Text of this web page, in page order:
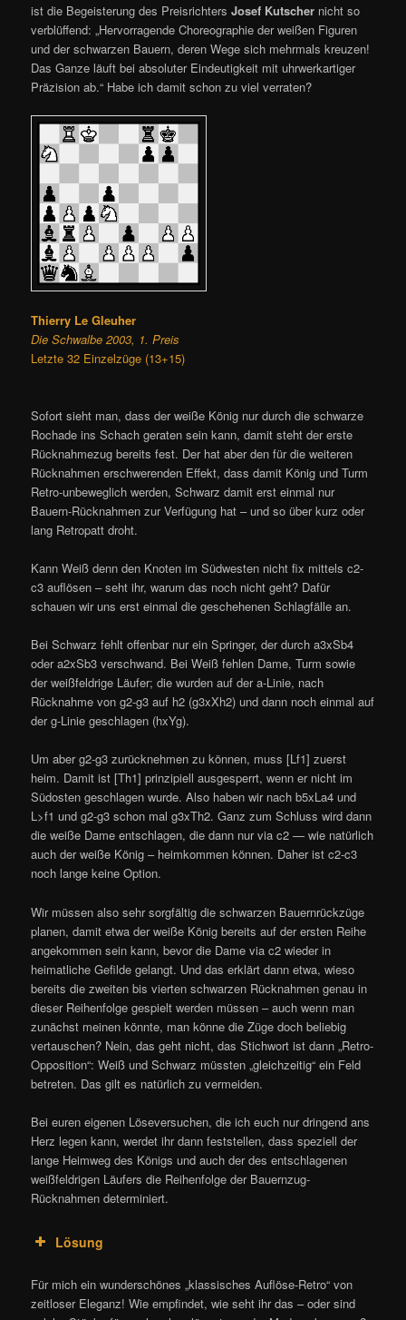
ist die Begeisterung des PreisrichtersJosef Kutscher nicht so
verblüffend: „Hervorragende Choreographie der weißen Figuren
und der schwarzen Bauern, deren Wege sich mehrmals kreuzen!
Das Ganze läuft bei absoluter Eindeutigkeit mit uhrwerkartiger
Präzision ab.“ Habe ich damit schon zu viel verraten?
Thierry Le Gleuher
Die Schwalbe 2003, 1. Preis
Letzte 32 Einzelzüge (13+15)
Sofort sieht man, dass der weiße König nur durch die schwarze
Rochade ins Schach geraten sein kann, damit steht der erste
Rücknahmezug bereits fest. Der hat aber den für die weiteren
Rücknahmen erschwerenden Effekt, dass damit König und Turm
Retro-unbeweglich werden, Schwarz damit erst einmal nur
Bauern-Rücknahmen zur Verfügung hat – und so über kurz oder
lang Retropatt droht.
Kann Weiß denn den Knoten im Südwesten nicht fix mittels c2-
c3 auflösen – seht ihr, warum das noch nicht geht? Dafür
schauen wir uns erst einmal die geschehenen Schlagfälle an.
Bei Schwarz fehlt offenbar nur ein Springer, der durch a3xSb4
oder a2xSb3 verschwand. Bei Weiß fehlen Dame, Turm sowie
der weißfeldrige Läufer; die wurden auf der a-Linie, nach
Rücknahme von g2-g3 auf h2 (g3xXh2) und dann noch einmal auf
der g-Linie geschlagen (hxYg).
Um aber g2-g3 zurücknehmen zu können, muss [Lf1] zuerst
heim. Damit ist [Th1] prinzipiell ausgesperrt, wenn er nicht im
Südosten geschlagen wurde. Also haben wir nach b5xLa4 und
L>f1 und g2-g3 schon mal g3xTh2. Ganz zum Schluss wird dann
die weiße Dame entschlagen, die dann nur via c2 — wie natürlich
auch der weiße König – heimkommen können. Daher ist c2-c3
noch lange keine Option.
Wir müssen also sehr sorgfältig die schwarzen Bauernrückzüge
planen, damit etwa der weiße König bereits auf der ersten Reihe
angekommen sein kann, bevor die Dame via c2 wieder in
heimatliche Gefilde gelangt. Und das erklärt dann etwa, wieso
bereits die zweiten bis vierten schwarzen Rücknahmen genau in
dieser Reihenfolge gespielt werden müssen – auch wenn man
zunächst meinen könnte, man könne die Züge doch beliebig
vertauschen? Nein, das geht nicht, das Stichwort ist dann „Retro-
Opposition“: Weiß und Schwarz müssten „gleichzeitig“ ein Feld
betreten. Das gilt es natürlich zu vermeiden.
Bei euren eigenen Löseversuchen, die ich euch nur dringend ans
Herz legen kann, werdet ihr dann feststellen, dass speziell der
lange Heimweg des Königs und auch der des entschlagenen
weißfeldrigen Läufers die Reihenfolge der Bauernzug-
Rücknahmen determiniert.
Lösung
Für mich ein wunderschönes „klassisches Auflöse-Retro“ von
zeitloser Eleganz! Wie empfindet, wie seht ihr das – oder sind